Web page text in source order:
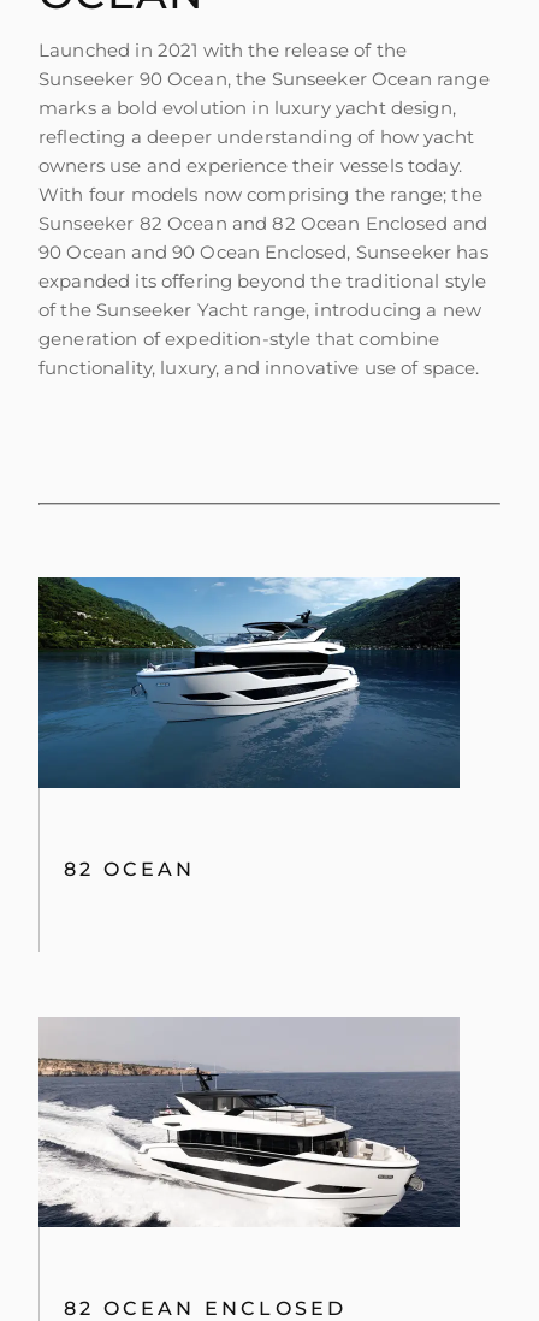
Launched in 2021 with the release of the
Sunseeker 90 Ocean, the Sunseeker Ocean range
marks a bold evolution in luxury yacht design,
reflecting a deeper understanding of how yacht
owners use and experience their vessels today.
With four models now comprising the range; the
Sunseeker 82 Ocean and 82 Ocean Enclosed and
90 Ocean and 90 Ocean Enclosed, Sunseeker has
expanded its offering beyond the traditional style
of the Sunseeker Yacht range, introducing a new
generation of expedition-style that combine
functionality, luxury, and innovative use of space.
82 OCEAN
82 OCEAN ENCLOSED